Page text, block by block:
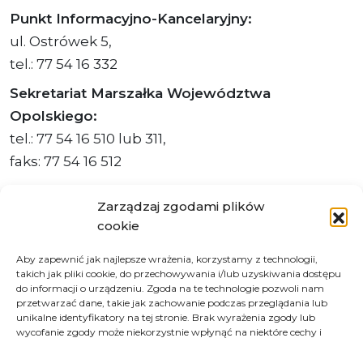
Zarządzaj zgodami plików
cookie
Aby zapewnić jak najlepsze wrażenia, korzystamy z technologii,
takich jak pliki cookie, do przechowywania i/lub uzyskiwania dostępu
do informacji o urządzeniu. Zgoda na te technologie pozwoli nam
przetwarzać dane, takie jak zachowanie podczas przeglądania lub
unikalne identyfikatory na tej stronie. Brak wyrażenia zgody lub
wycofanie zgody może niekorzystnie wpłynąć na niektóre cechy i
Punkt Informacyjno-Kancelaryjny:
ul. Ostrówek 5,
tel.: 77 54 16 332
Sekretariat Marszałka Województwa
Opolskiego:
tel.: 77 54 16 510 lub 311,
faks: 77 54 16 512
Adres do e-Doręczeń
Urzędu: AE:PL-66703-73759-IGTUV-14